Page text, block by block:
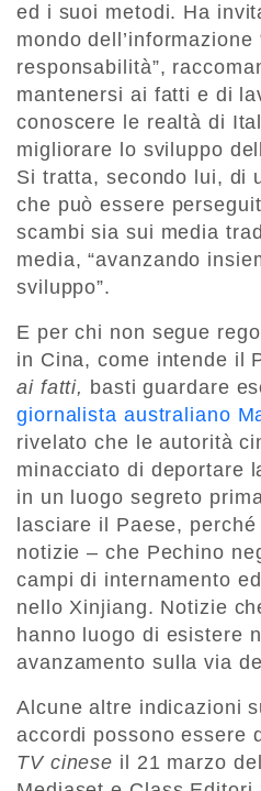
ed i suoi metodi. Ha
mondo dell’informazione
responsabilità”,
mantenersi ai fatti e di
conoscere le realtà di
migliorare lo sviluppo
Si tratta, secondo lui, di
che può essere
scambi sia sui media
media, “avanzando
sviluppo”.
E per chi non segue
in Cina, come intende il
ai fatti, basti guardare
giornalista australiano
rivelato che le autorità
minacciato di deportare
in un luogo segreto
lasciare il Paese,
notizie – che Pechino
campi di internamento
nello Xinjiang. Notizie
hanno luogo di esistere
avanzamento sulla via
Alcune altre indicazioni
accordi possono essere
TV cinese il 21 marzo